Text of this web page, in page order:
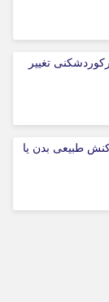
تغییر
طبیعی بدن یا